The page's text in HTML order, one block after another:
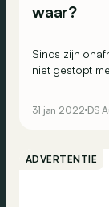
waar?
Sinds zijn
niet gestopt
om de
31 jan 2022 DS
ADVERTENTIE